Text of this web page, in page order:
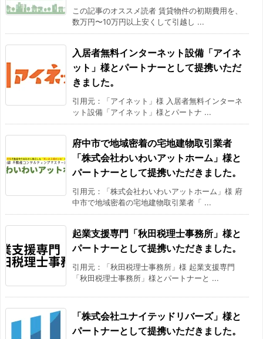
この記事のオススメ読者 賃貸物件の初期費用を、
数万円〜10万円以上安くして引越し ...
入居者無料インターネット設備「アイネ
ット」様とパートナーとして提携いただ
きました。
引用元：「アイネット」様 入居者無料インターネ
ット設備「アイネット」様とパートナ ...
府中市で地域密着の宅地建物取引業者
「株式会社わいわいアットホーム」様と
パートナーとして提携いただきました。
引用元：「株式会社わいわいアットホーム」様 府
中市で地域密着の宅地建物取引業者「 ...
起業支援専門「秋田税理士事務所」様と
パートナーとして提携いただきました。
引用元：「秋田税理士事務所」様 起業支援専門
「秋田税理士事務所」様とパートナーと ...
「株式会社ユナイテッドリバーズ」様と
パートナーとして提携いただきました。